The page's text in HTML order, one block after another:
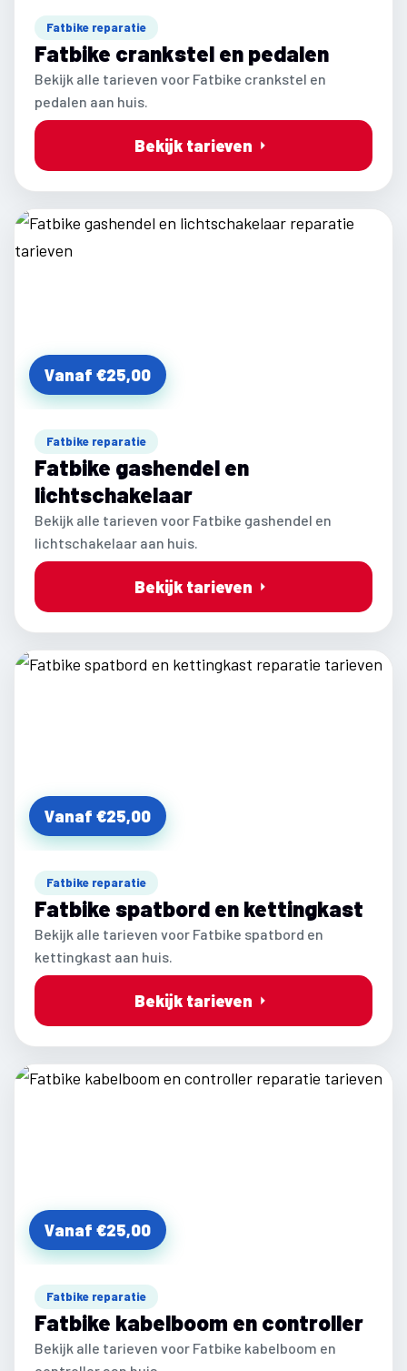
Fatbike reparatie
Fatbike crankstel en pedalen
Bekijk alle tarieven voor Fatbike crankstel en
pedalen aan huis.
Bekijk tarieven
Vanaf €25,00
Fatbike reparatie
Fatbike gashendel en
lichtschakelaar
Bekijk alle tarieven voor Fatbike gashendel en
lichtschakelaar aan huis.
Bekijk tarieven
Vanaf €25,00
Fatbike reparatie
Fatbike spatbord en kettingkast
Bekijk alle tarieven voor Fatbike spatbord en
kettingkast aan huis.
Bekijk tarieven
Vanaf €25,00
Fatbike reparatie
Fatbike kabelboom en controller
Bekijk alle tarieven voor Fatbike kabelboom en